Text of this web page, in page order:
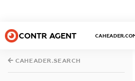
CONTR AGENT
CAHEADER.SEARCH